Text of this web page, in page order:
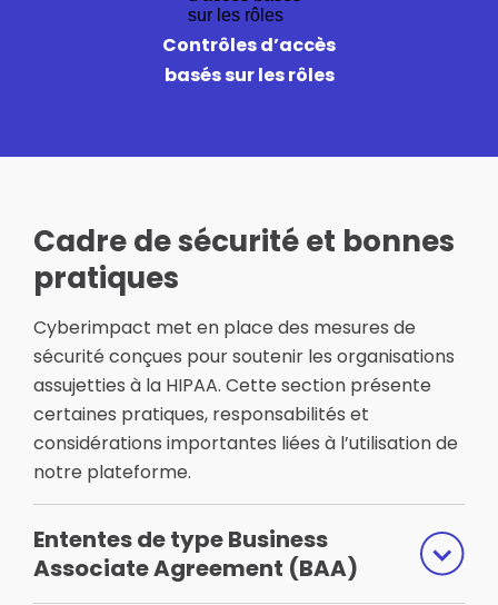
Contrôles d’accès
basés sur les rôles
Cadre de sécurité et bonnes
pratiques
Cyberimpact met en place des mesures de
sécurité conçues pour soutenir les organisations
assujetties à la HIPAA. Cette section présente
certaines pratiques, responsabilités et
considérations importantes liées à l’utilisation de
notre plateforme.
Ententes de type Business
Associate Agreement (BAA)